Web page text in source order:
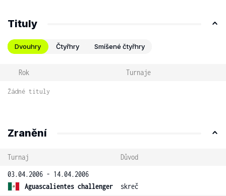
Tituly
Dvouhry Čtyřhry Smíšené čtyřhry
Rok Turnaje
Žádné tituly
Zranění
Turnaj
Důvod
03.04.2006 - 14.04.2006
Aguascalientes challenger
skreč